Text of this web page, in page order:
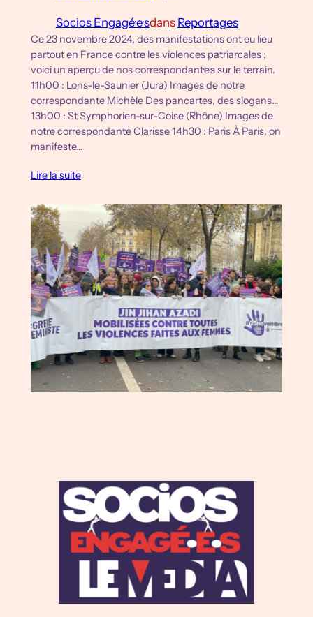
Socios Engagé·e·sdans Reportages
Ce 23 novembre 2024, des manifestations ont eu lieu
partout en France contre les violences patriarcales ;
voici un aperçu de nos correspondant·e·s sur le terrain.
11h00 : Lons-le-Saunier (Jura) Images de notre
correspondante Michèle Des pancartes, des slogans…
13h00 : St Symphorien-sur-Coise (Rhône) Images de
notre correspondante Clarisse 14h30 : Paris À Paris, on
manifeste…
Lire la suite